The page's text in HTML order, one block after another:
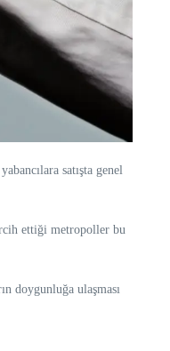
satışta genel
ettiği metropoller bu
doygunluğa ulaşması